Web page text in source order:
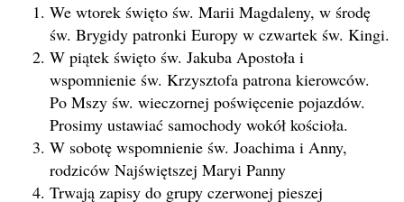
We wtorek święto św. Marii Magdaleny, w środę
św. Brygidy patronki Europy w czwartek św. Kingi.
W piątek święto św. Jakuba Apostoła i
wspomnienie św. Krzysztofa patrona kierowców.
Po Mszy św. wieczornej poświęcenie pojazdów.
Prosimy ustawiać samochody wokół kościoła.
W sobotę wspomnienie św. Joachima i Anny,
rodziców Najświętszej Maryi Panny
Trwają zapisy do grupy czerwonej pieszej